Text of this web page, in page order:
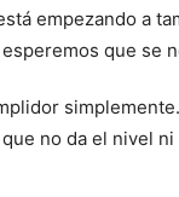
empezando a
que se
no da el nivel ni